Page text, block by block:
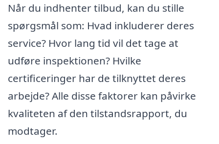
Når du indhenter tilbud, kan du stille
spørgsmål som: Hvad inkluderer deres
service? Hvor lang tid vil det tage at
udføre inspektionen? Hvilke
certificeringer har de tilknyttet deres
arbejde? Alle disse faktorer kan påvirke
kvaliteten af den tilstandsrapport, du
modtager.